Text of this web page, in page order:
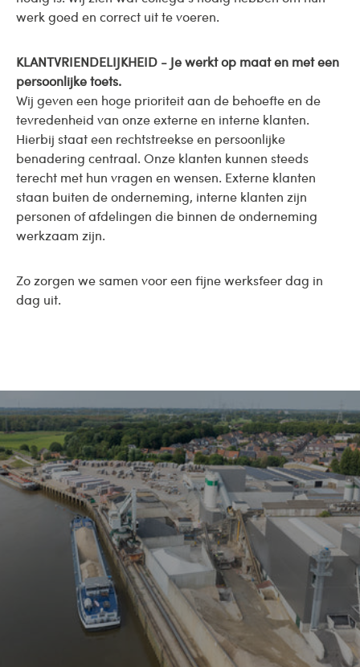
werk goed en correct uit te voeren.
KLANTVRIENDELIJKHEID - Je werkt op maat en met een
persoonlijke toets.
Wij geven een hoge prioriteit aan de behoefte en de
tevredenheid van onze externe en interne klanten.
Hierbij staat een rechtstreekse en persoonlijke
benadering centraal. Onze klanten kunnen steeds
terecht met hun vragen en wensen. Externe klanten
staan buiten de onderneming, interne klanten zijn
personen of afdelingen die binnen de onderneming
werkzaam zijn.
Zo zorgen we samen voor een fijne werksfeer dag in
dag uit.